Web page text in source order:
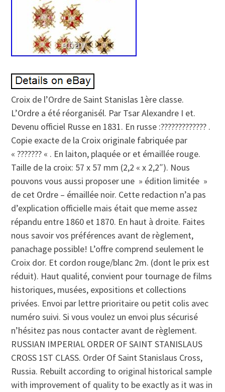
Croix de l’Ordre de Saint Stanislas 1ère classe.
L’Ordre a été réorganisél. Par Tsar Alexandre I et.
Devenu officiel Russe en 1831. En russe :????????????? .
Copie exacte de la Croix originale fabriquée par
« ??????? « . En laiton, plaquée or et émaillée rouge.
Taille de la croix: 57 x 57 mm (2,2 « x 2,2″). Nous
pouvons vous aussi proposer une » édition limitée »
de cet Ordre – émaillée noir. Cette redaction n’a pas
d’explication officielle mais était que meme assez
répandu entre 1860 et 1870. En haut à droite. Faites
nous savoir vos préférences avant de règlement,
panachage possible! L’offre comprend seulement le
Croix dor. Et cordon rouge/blanc 2m. (dont le prix est
réduit). Haut qualité, convient pour tournage de films
historiques, musées, expositions et collections
privées. Envoi par lettre prioritaire ou petit colis avec
numéro suivi. Si vous voulez un envoi plus sécurisé
n’hésitez pas nous contacter avant de règlement.
RUSSIAN IMPERIAL ORDER OF SAINT STANISLAUS
CROSS 1ST CLASS. Order Of Saint Stanislaus Cross,
Russia. Rebuilt according to original historical sample
with improvement of quality to be exactly as it was in